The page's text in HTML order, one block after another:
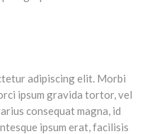
adipiscing elit. Morbi
ipsum gravida tortor, vel
consequat magna, id
ipsum erat, facilisis